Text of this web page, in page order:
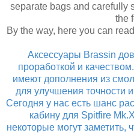
separate bags and carefully
the
By the way, here you can
Аксессуары Brassin
проработкой и
имеют дополнения из
для улучшения точности
Сегодня у нас есть шанс
кабину для Spitfire
некоторые могут заметить,